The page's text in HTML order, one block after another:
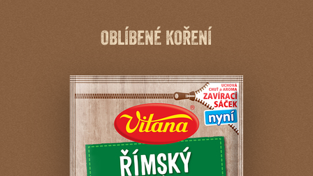
OBLÍBENÉ KOŘENÍ